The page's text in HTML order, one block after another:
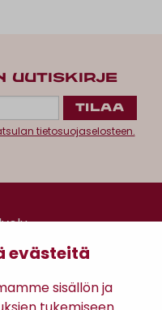
evästeitä
sisällön ja
UUTISKIRJE
tietosuojaselosteen.